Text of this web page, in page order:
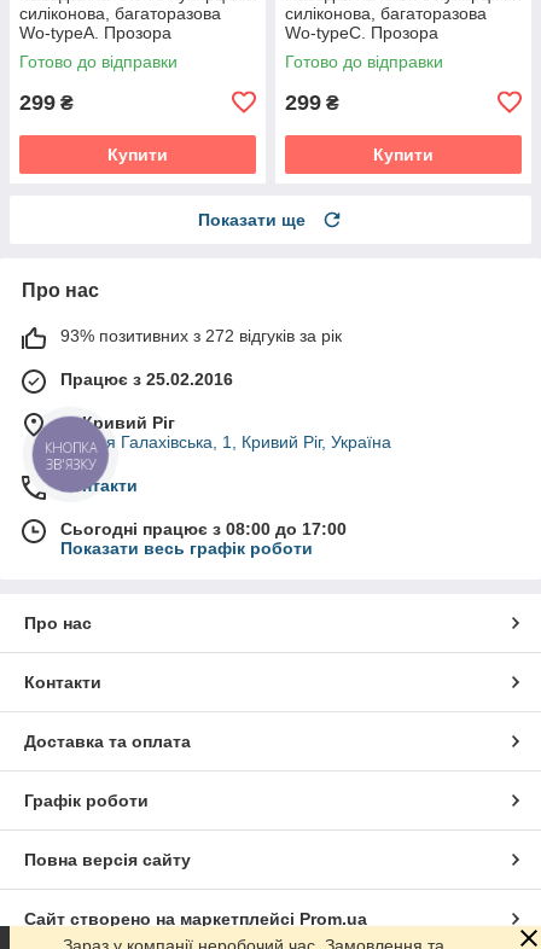
силіконова, багаторазова
Wo-typeA. Прозора
Готово до відправки
299 ₴
Купити
силіконова, багаторазова
Wo-typeС. Прозора
Готово до відправки
299 ₴
Купити
Показати ще
Про нас
93% позитивних з 272 відгуків за рік
Працює з 25.02.2016
м. Кривий Ріг
вулиця Галахівська, 1, Кривий Ріг, Україна
Контакти
Сьогодні працює з 08:00 до 17:00
Показати весь графік роботи
Про нас
Контакти
Доставка та оплата
Графік роботи
Повна версія сайту
Сайт створено на маркетплейсі Prom.ua
КНОПКА
ЗВ'ЯЗКУ